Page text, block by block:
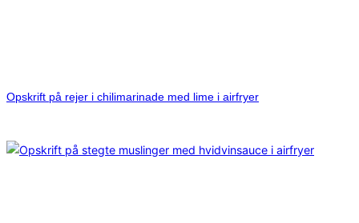
Opskrift på rejer i chilimarinade med lime i airfryer